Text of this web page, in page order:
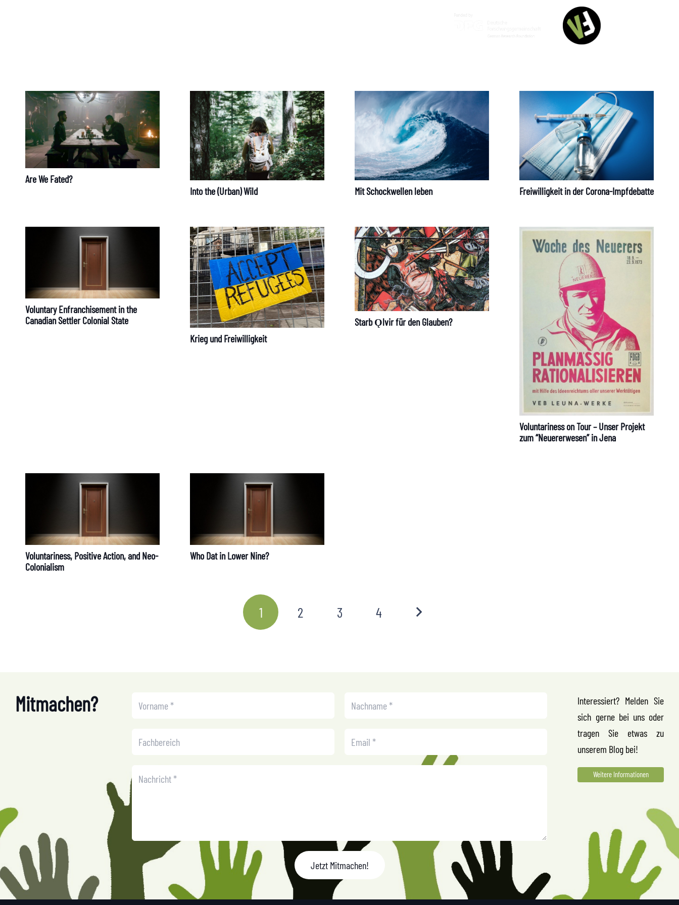
Are We Fated?
Into the (Urban) Wild
Mit Schockwellen leben Freiwilligkeit in der Corona-Impfdebatte
Voluntary Enfranchisement in the
Canadian Settler Colonial State
Krieg und Freiwilligkeit
Starb Ǫlvir für den Glauben?
Voluntariness on Tour – Unser Projekt
zum “Neuererwesen” in Jena
Voluntariness, Positive Action, and Neo-
Colonialism
Who Dat in Lower Nine?
1 2 3 4
Mitmachen?
Jetzt Mitmachen!
Interessiert? Melden Sie
sich gerne bei uns oder
tragen Sie etwas zu
unserem Blog bei!
Weitere Informationen